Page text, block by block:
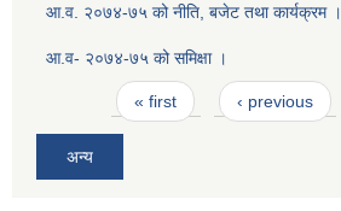
आ.व. २०७४-७५ को नीति, बजेट तथा कार्यक्रम ।
आ.व- २०७४-७५ को समिक्षा ।
Pages« first ‹ previous
अन्य